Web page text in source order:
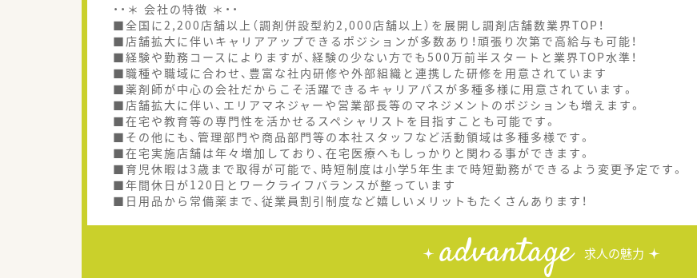
・・＊ 会社の特徴 ＊・・
■全国に2,200店舗以上（調剤併設型約2,000店舗以上）を展開し調剤店舗数業界TOP！
■店舗拡大に伴いキャリアアップできるポジションが多数あり！頑張り次第で高給与も可能！
■経験や勤務コースによりますが、経験の少ない方でも500万前半スタートと業界TOP水準！
■職種や職域に合わせ、豊富な社内研修や外部組織と連携した研修を用意されています
■薬剤師が中心の会社だからこそ活躍できるキャリアパスが多種多様に用意されています。
■店舗拡大に伴い、エリアマネジャーや営業部長等のマネジメントのポジションも増えます。
■在宅や教育等の専門性を活かせるスペシャリストを目指すことも可能です。
■その他にも、管理部門や商品部門等の本社スタッフなど活動領域は多種多様です。
■在宅実施店舗は年々増加しており、在宅医療へもしっかりと関わる事ができます。
■育児休暇は3歳まで取得が可能で、時短制度は小学5年生まで時短勤務ができるよう変更予定です。
■年間休日が120日とワークライフバランスが整っています
■日用品から常備薬まで、従業員割引制度など嬉しいメリットもたくさんあります！
advantage 求人の魅力